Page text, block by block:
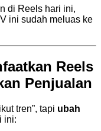
di Reels hari ini,
ini sudah meluas ke
Reels
Penjualan
tren”, tapi ubah
ini: